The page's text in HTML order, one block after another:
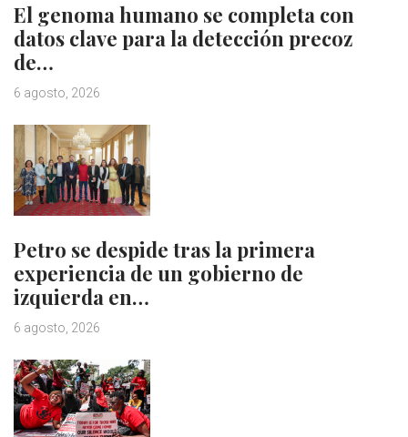
El genoma humano se completa con
datos clave para la detección precoz
de…
6 agosto, 2026
Petro se despide tras la primera
experiencia de un gobierno de
izquierda en…
6 agosto, 2026